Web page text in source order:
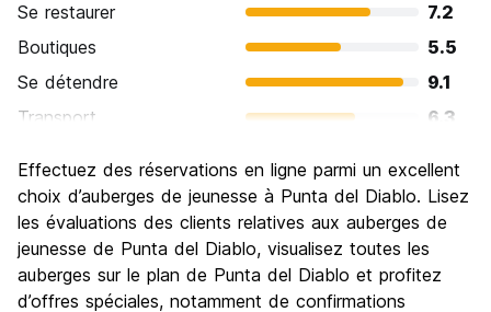
Se restaurer
7.2
Boutiques
5.5
Se détendre
9.1
Transport
6.3
Culture
6.8
Sortir le soir / faire la fête
7.2
Bonnes affaires
8.0
Effectuez des réservations en ligne parmi un excellent
choix d’auberges de jeunesse à Punta del Diablo. Lisez
les évaluations des clients relatives aux auberges de
jeunesse de Punta del Diablo, visualisez toutes les
auberges sur le plan de Punta del Diablo et profitez
d’offres spéciales, notamment de confirmations